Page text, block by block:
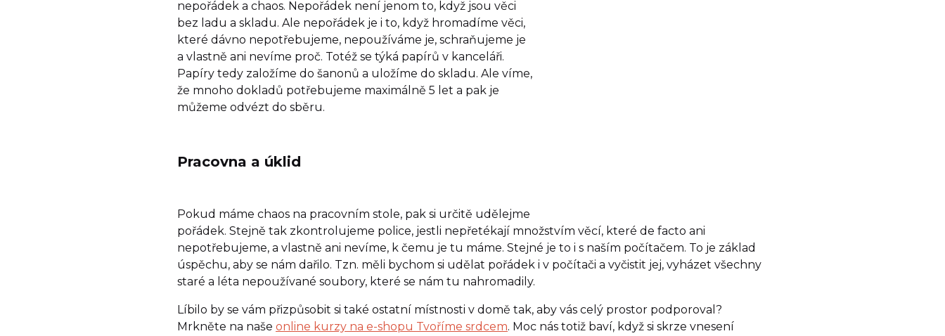
nepořádek a chaos. Nepořádek není jenom to, když jsou věci
bez ladu a skladu. Ale nepořádek je i to, když hromadíme věci,
které dávno nepotřebujeme, nepoužíváme je, schraňujeme je
a vlastně ani nevíme proč. Totéž se týká papírů v kanceláři.
Papíry tedy založíme do šanonů a uložíme do skladu. Ale víme,
že mnoho dokladů potřebujeme maximálně 5 let a pak je
můžeme odvézt do sběru.
Pracovna a úklid
Pokud máme chaos na pracovním stole, pak si určitě udělejme
pořádek. Stejně tak zkontrolujeme police, jestli nepřetékají množstvím věcí, které de facto ani
nepotřebujeme, a vlastně ani nevíme, k čemu je tu máme. Stejné je to i s naším počítačem. To je základ
úspěchu, aby se nám dařilo. Tzn. měli bychom si udělat pořádek i v počítači a vyčistit jej, vyházet všechny
staré a léta nepoužívané soubory, které se nám tu nahromadily.
Líbilo by se vám přizpůsobit si také ostatní místnosti v domě tak, aby vás celý prostor podporoval?
Mrkněte na naše online kurzy na e-shopu Tvoříme srdcem. Moc nás totiž baví, když si skrze vnesení